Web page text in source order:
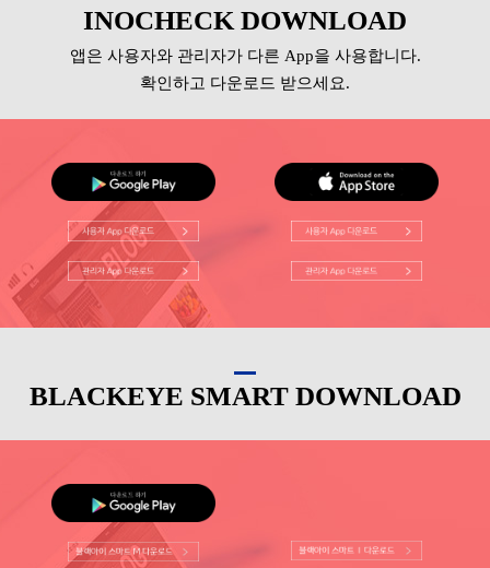
INOCHECK DOWNLOAD
앱은 사용자와 관리자가 다른 App을 사용합니다.
확인하고 다운로드 받으세요.
BLACKEYE SMART DOWNLOAD